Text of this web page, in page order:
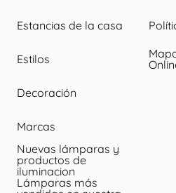
Estancias de la casa
Estilos
Decoración
Marcas
Nuevas lámparas y
productos de
iluminacion
Lámparas más